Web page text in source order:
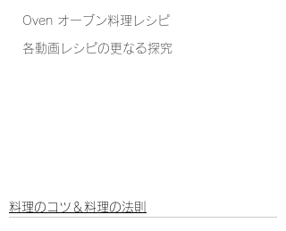
Oven オーブン料理レシピ
各動画レシピの更なる探究
料理のコツ＆料理の法則